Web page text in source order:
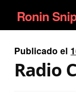
Ir
a
la
navegación
Ir
al
contenido
Ronin
EQUIPAMIENTO
Publicado el
Radio